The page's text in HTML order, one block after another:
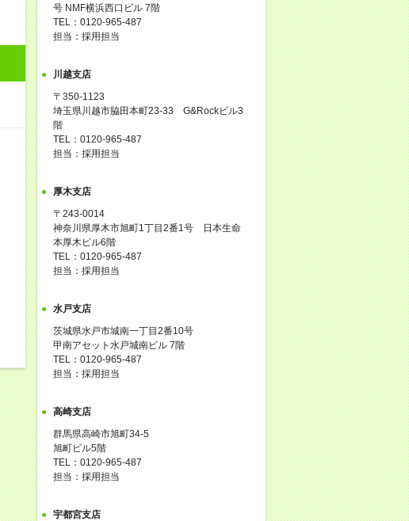
号 NMF横浜西口ビル 7階
TEL：0120-965-487
担当：採用担当
川越支店
〒350-1123
埼玉県川越市脇田本町23-33 G&Rockビル3
階
TEL：0120-965-487
担当：採用担当
厚木支店
〒243-0014
神奈川県厚木市旭町1丁目2番1号 日本生命
本厚木ビル6階
TEL：0120-965-487
担当：採用担当
水戸支店
茨城県水戸市城南一丁目2番10号
甲南アセット水戸城南ビル 7階
TEL：0120-965-487
担当：採用担当
高崎支店
群馬県高崎市旭町34-5
旭町ビル5階
TEL：0120-965-487
担当：採用担当
宇都宮支店